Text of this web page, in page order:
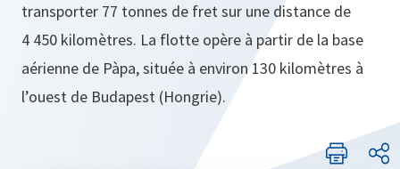
transporter 77 tonnes de fret sur une distance de
4 450 kilomètres. La flotte opère à partir de la base
aérienne de Pàpa, située à environ 130 kilomètres à
l’ouest de Budapest (Hongrie).